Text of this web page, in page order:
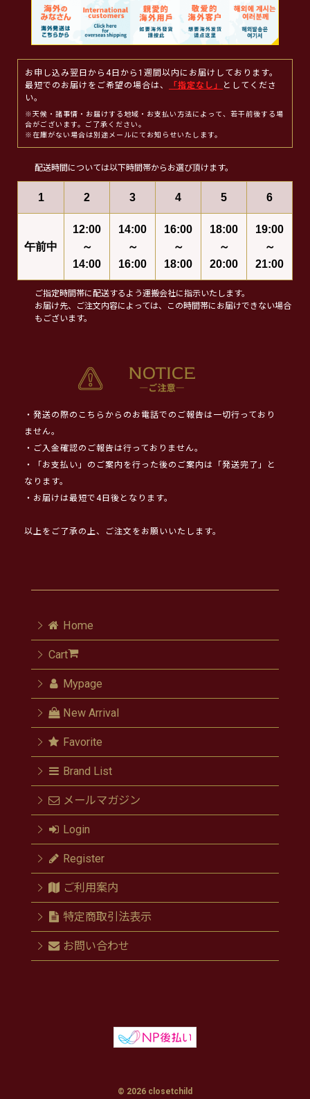
お申し込み翌日から4日から1週間以内にお届けしております。
最短でのお届けをご希望の場合は、
「指定なし」
としてくださ
い。
※天候・諸事情・お届けする地域・お支払い方法によって、若干前後する場
合がございます。ご了承ください。
※在庫がない場合は別途メールにてお知らせいたします。
配送時間については以下時間帯からお選び頂けます。
1 2 3 4 5 6
午前中
12:00
～
14:00
14:00
～
16:00
16:00
～
18:00
18:00
～
20:00
19:00
～
21:00
ご指定時間帯に配送するよう運搬会社に指示いたします。
お届け先、ご注文内容によっては、この時間帯にお届けできない場合
もございます。
・発送の際のこちらからのお電話でのご報告は一切行っており
ません。
・ご入金確認のご報告は行っておりません。
・「お支払い」のご案内を行った後のご案内は「発送完了」と
なります。
・お届けは最短で4日後となります。
以上をご了承の上、ご注文をお願いいたします。
Home
Cart
Mypage
New Arrival
Favorite
Brand List
メールマガジン
Login
Register
ご利用案内
特定商取引法表示
お問い合わせ
© 2026 closetchild